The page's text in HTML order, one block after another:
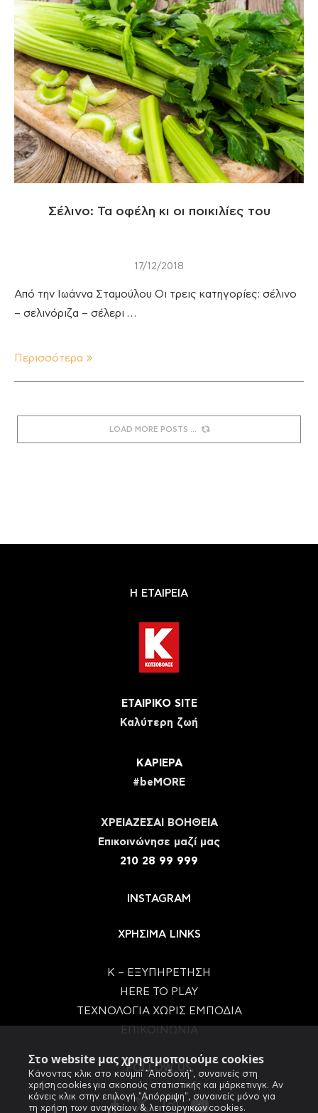
Στο website μας χρησιμοποιούμε cookies
Κάνοντας κλικ στο κουμπί "Αποδοχή", συναινείς στη
χρήση cookies για σκοπούς στατιστικής και μάρκετινγκ. Αν
κάνεις κλικ στην επιλογή "Απόρριψη", συναινείς μόνο για
τη χρήση των αναγκαίων & λειτουργικών cookies.
Σέλινο: Τα οφέλη κι οι ποικιλίες του
17/12/2018
Από την Ιωάννα Σταμούλου Οι τρεις κατηγορίες: σέλινο
– σελινόριζα – σέλερι …
Περισσότερα
LOAD MORE POSTS
Η ΕΤΑΙΡΕΙΑ
ΕΤΑΙΡΙΚΟ SITE
Καλύτερη ζωή
ΚΑΡΙΕΡΑ
#beMORE
ΧΡΕΙΑΖΕΣΑΙ ΒΟΗΘΕΙΑ
Eπικοινώνησε μαζί μας
210 28 99 999
INSTAGRAM
ΧΡΗΣΙΜΑ LINKS
Κ – ΕΞΥΠΗΡΕΤΗΣΗ
HERE TO PLAY
ΤΕΧΝΟΛΟΓΙΑ ΧΩΡΙΣ ΕΜΠΟΔΙΑ
FOLLOW US